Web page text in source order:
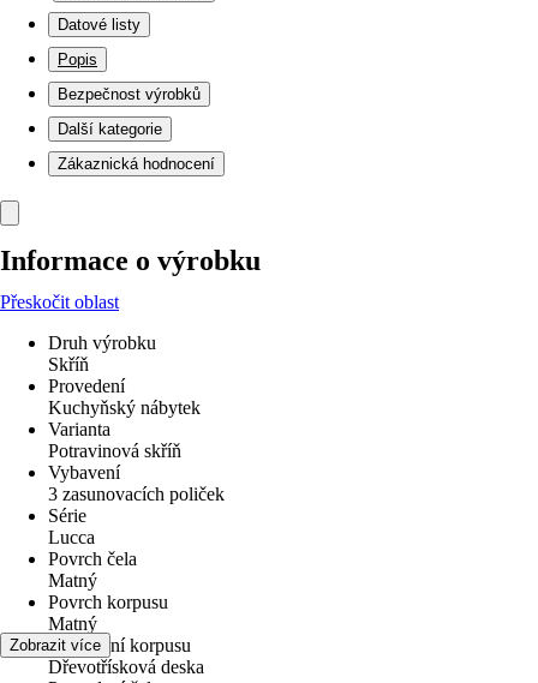
Datové listy
Popis
Bezpečnost výrobků
Další kategorie
Zákaznická hodnocení
Informace o výrobku
Přeskočit oblast
Druh výrobku
Skříň
Provedení
Kuchyňský nábytek
Varianta
Potravinová skříň
Vybavení
3 zasunovacích poliček
Série
Lucca
Povrch čela
Matný
Povrch korpusu
Matný
Provedení korpusu
Dřevotřísková deska
Zobrazit více